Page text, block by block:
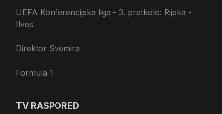
UEFA Konferencijska liga - 3. pretkolo: Rijeka -
Ilves
Direktor Svemira
Formula 1
TV RASPORED